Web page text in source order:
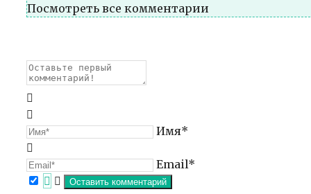
Посмотреть все комментарии
Имя*
Email*